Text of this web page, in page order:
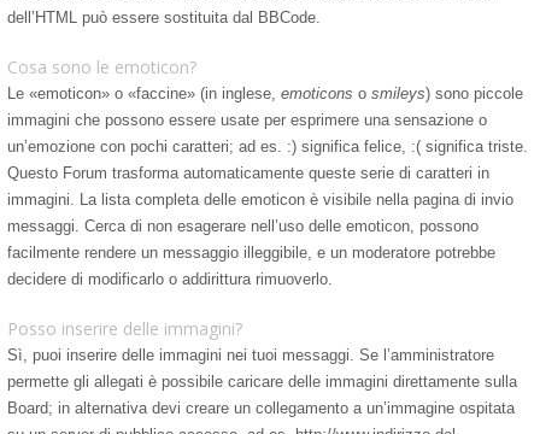
dell’HTML può essere sostituita dal BBCode.
Cosa sono le emoticon?
Le «emoticon» o «faccine» (in inglese, emoticons o smileys) sono piccole
immagini che possono essere usate per esprimere una sensazione o
un’emozione con pochi caratteri; ad es. :) significa felice, :( significa triste.
Questo Forum trasforma automaticamente queste serie di caratteri in
immagini. La lista completa delle emoticon è visibile nella pagina di invio
messaggi. Cerca di non esagerare nell’uso delle emoticon, possono
facilmente rendere un messaggio illeggibile, e un moderatore potrebbe
decidere di modificarlo o addirittura rimuoverlo.
Posso inserire delle immagini?
Sì, puoi inserire delle immagini nei tuoi messaggi. Se l’amministratore
permette gli allegati è possibile caricare delle immagini direttamente sulla
Board; in alternativa devi creare un collegamento a un’immagine ospitata